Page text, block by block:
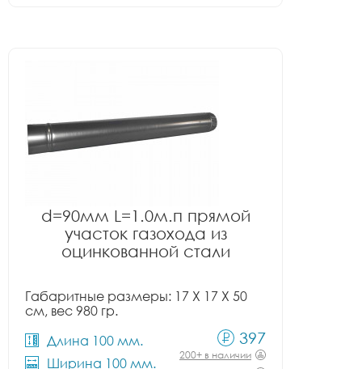
d=90мм L=1.0м.п прямой
участок газохода из
оцинкованной стали
Габаритные размеры: 17 X 17 X 50
см, вес 980 гр.
Длина 100 мм.
Ширина 100 мм.
397
200+ в наличии